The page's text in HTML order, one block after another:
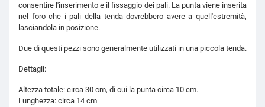
consentire l'inserimento e il fissaggio dei pali. La punta viene inserita
nel foro che i pali della tenda dovrebbero avere a quell'estremità,
lasciandola in posizione.
Due di questi pezzi sono generalmente utilizzati in una piccola tenda.
Dettagli:
Altezza totale: circa 30 cm, di cui la punta circa 10 cm.
Lunghezza: circa 14 cm